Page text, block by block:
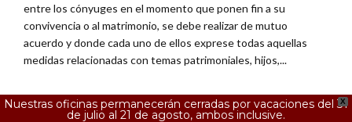
entre los cónyuges en el momento que ponen fin a su
convivencia o al matrimonio, se debe realizar de mutuo
acuerdo y donde cada uno de ellos exprese todas aquellas
medidas relacionadas con temas patrimoniales, hijos,...
X
Nuestras oficinas permanecerán cerradas por vacaciones del 31
de julio al 21 de agosto, ambos inclusive.